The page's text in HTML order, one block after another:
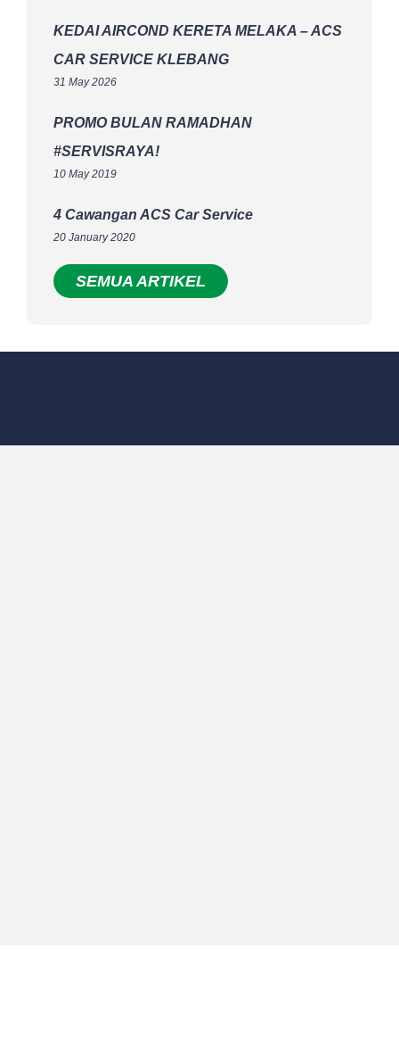
KEDAI AIRCOND KERETA MELAKA – ACS
CAR SERVICE KLEBANG
31 May 2026
PROMO BULAN RAMADHAN
#SERVISRAYA!
10 May 2019
4 Cawangan ACS Car Service
20 January 2020
SEMUA ARTIKEL